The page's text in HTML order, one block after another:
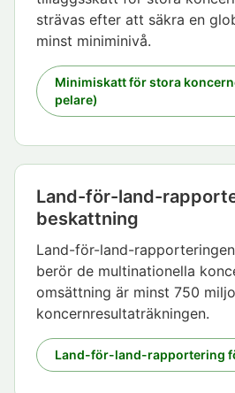
strävas efter att säkra en
minst miniminivå.
Minimiskatt för stora
pelare)
Land-för-land-
beskattning
Land-för-land-
berör de multinationella
omsättning är minst 750
koncernresultaträkningen.
Land-för-land-rapportering